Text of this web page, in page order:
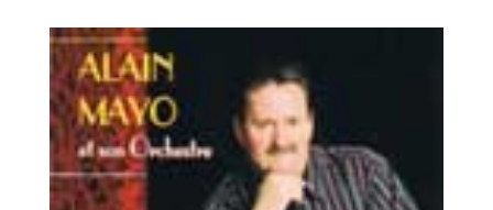
était :
8,50€.
est :
7,00€.